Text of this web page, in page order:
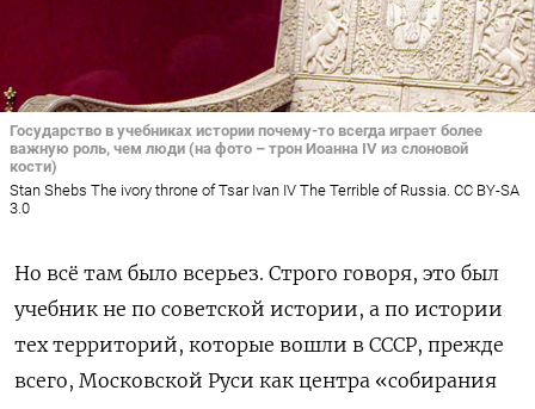
Государство в учебниках истории почему-то всегда играет более
важную роль, чем люди (на фото – трон Иоанна IV из слоновой
кости)
Stan Shebs The ivory throne of Tsar Ivan IV The Terrible of Russia. CC BY-SA
3.0
Но всё там было всерьез. Строго говоря, это был
учебник не по советской истории, а по истории
тех территорий, которые вошли в СССР, прежде
всего, Московской Руси как центра «собирания